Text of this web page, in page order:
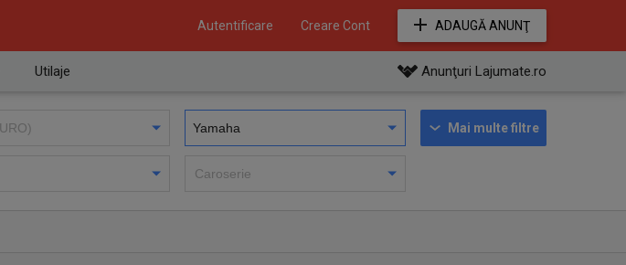
Autentificare Creare Cont ADAUGĂ ANUNŢ
Utilaje Anunţuri Lajumate.ro
Mai multe filtre